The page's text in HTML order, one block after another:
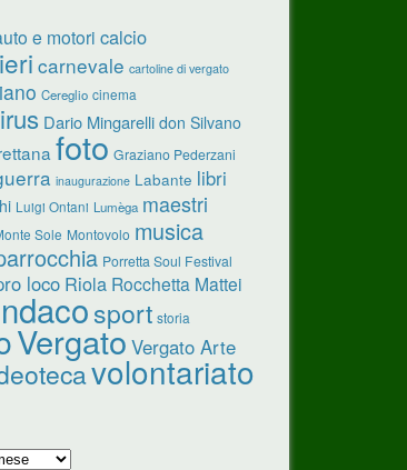
e motori calcio
carnevale cartoline di vergato
Cereglio cinema
Dario Mingarelli don Silvano
foto Graziano Pederzani
inaugurazione Labante libri
Luigi Ontani Lumèga maestri
Sole Montovolo musica
Porretta Soul Festival
loco Riola Rocchetta Mattei
sport storia
Vergato Vergato Arte
volontariato